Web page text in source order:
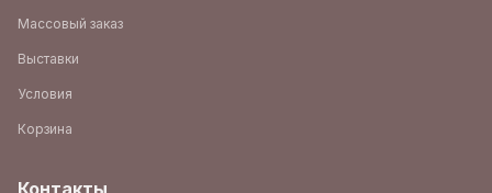
Массовый заказ
Выставки
Условия
Корзина
Контакты